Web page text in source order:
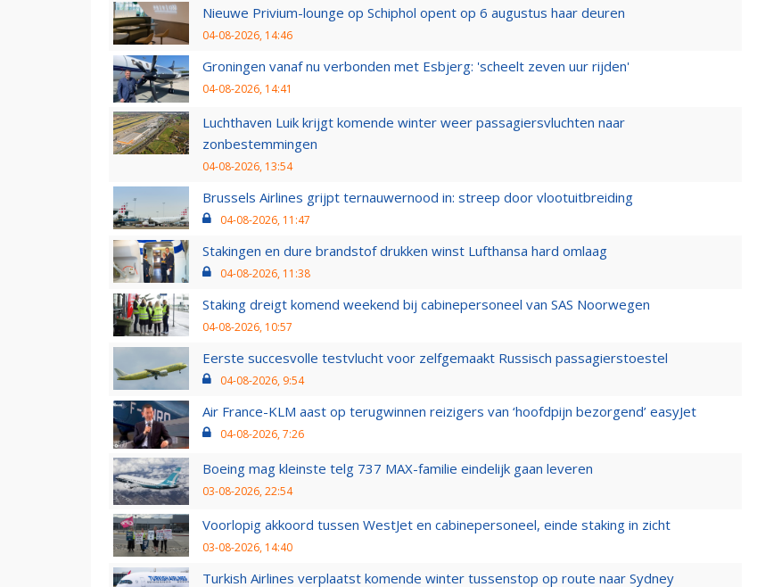
Nieuwe Privium-lounge op Schiphol opent op 6 augustus haar deuren
04-08-2026, 14:46
Groningen vanaf nu verbonden met Esbjerg: 'scheelt zeven uur rijden'
04-08-2026, 14:41
Luchthaven Luik krijgt komende winter weer passagiersvluchten naar
zonbestemmingen
04-08-2026, 13:54
Brussels Airlines grijpt ternauwernood in: streep door vlootuitbreiding
04-08-2026, 11:47
Stakingen en dure brandstof drukken winst Lufthansa hard omlaag
04-08-2026, 11:38
Staking dreigt komend weekend bij cabinepersoneel van SAS Noorwegen
04-08-2026, 10:57
Eerste succesvolle testvlucht voor zelfgemaakt Russisch passagierstoestel
04-08-2026, 9:54
Air France-KLM aast op terugwinnen reizigers van ‘hoofdpijn bezorgend’ easyJet
04-08-2026, 7:26
Boeing mag kleinste telg 737 MAX-familie eindelijk gaan leveren
03-08-2026, 22:54
Voorlopig akkoord tussen WestJet en cabinepersoneel, einde staking in zicht
03-08-2026, 14:40
Turkish Airlines verplaatst komende winter tussenstop op route naar Sydney